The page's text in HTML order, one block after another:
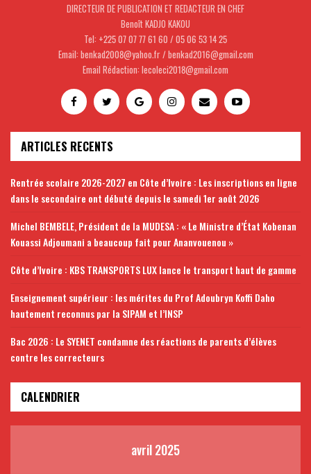
DIRECTEUR DE PUBLICATION ET REDACTEUR EN CHEF
Benoît KADJO KAKOU
Tel: +225 07 07 77 61 60 / 05 06 53 14 25
Email: benkad2008@yahoo.fr / benkad2016@gmail.com
Email Rédaction: lecoleci2018@gmail.com
ARTICLES RECENTS
Rentrée scolaire 2026-2027 en Côte d’Ivoire : Les inscriptions en ligne
dans le secondaire ont débuté depuis le samedi 1er août 2026
Michel BEMBELE, Président de la MUDESA : « Le Ministre d’État Kobenan
Kouassi Adjoumani a beaucoup fait pour Ananvouenou »
Côte d’Ivoire : KBS TRANSPORTS LUX lance le transport haut de gamme
Enseignement supérieur : les mérites du Prof Adoubryn Koffi Daho
hautement reconnus par la SIPAM et l’INSP
Bac 2026 : Le SYENET condamne des réactions de parents d’élèves
contre les correcteurs
CALENDRIER
avril 2025